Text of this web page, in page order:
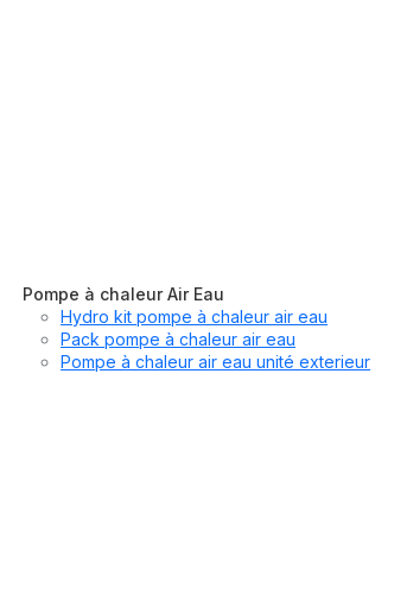
Pompe à chaleur Air Eau
Hydro kit pompe à chaleur air eau
Pack pompe à chaleur air eau
Pompe à chaleur air eau unité exterieur